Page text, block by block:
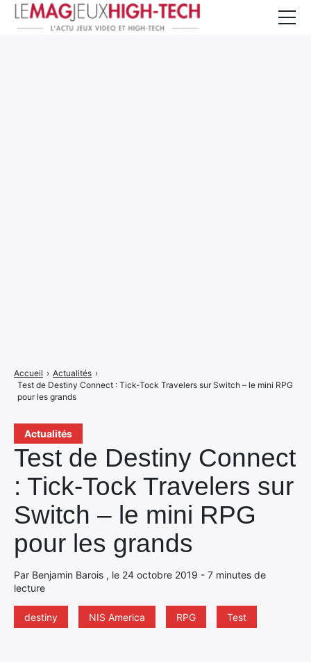
Actualités
Test de Destiny Connect
: Tick-Tock Travelers sur
Switch – le mini RPG
pour les grands
Par Benjamin Barois , le 24 octobre 2019 - 7 minutes de
lecture
destiny NIS America RPG Test
Accueil › Actualités ›
Test de Destiny Connect : Tick-Tock Travelers sur Switch – le mini RPG
pour les grands